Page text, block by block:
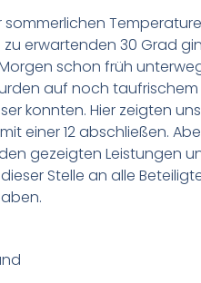
erwartenden 30 Grad
schon früh
auf noch
konnten. Hier zeigten
einer 12 abschließen.
gezeigten Leistungen
Stelle an alle